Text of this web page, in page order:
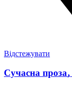
Відстежувати
Сучасна проза,